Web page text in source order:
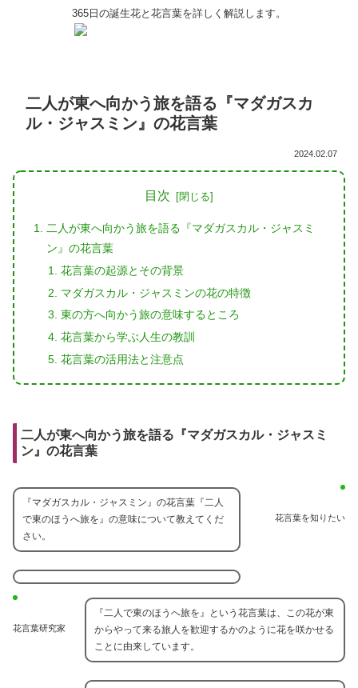
365日の誕生花と花言葉を詳しく解説します。
二人が東へ向かう旅を語る『マダガスカ
ル・ジャスミン』の花言葉
2024.02.07
目次
二人が東へ向かう旅を語る『マダガスカル・ジャスミ
ン』の花言葉
花言葉の起源とその背景
マダガスカル・ジャスミンの花の特徴
東の方へ向かう旅の意味するところ
花言葉から学ぶ人生の教訓
花言葉の活用法と注意点
二人が東へ向かう旅を語る『マダガスカル・ジャスミ
ン』の花言葉
花言葉を知りたい
『マダガスカル・ジャスミン』の花言葉『二人
で東のほうへ旅を』の意味について教えてくだ
さい。
花言葉研究家
『二人で東のほうへ旅を』という花言葉は、この花が東
からやって来る旅人を歓迎するかのように花を咲かせる
ことに由来しています。